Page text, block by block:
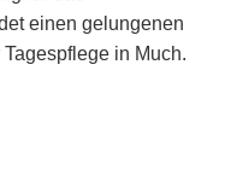
einen gelungenen
in Much.